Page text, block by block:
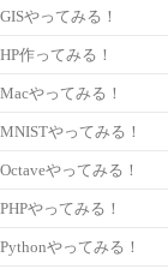
GISやってみる！
HP作ってみる！
Macやってみる！
MNISTやってみる！
Octaveやってみる！
PHPやってみる！
Pythonやってみる！